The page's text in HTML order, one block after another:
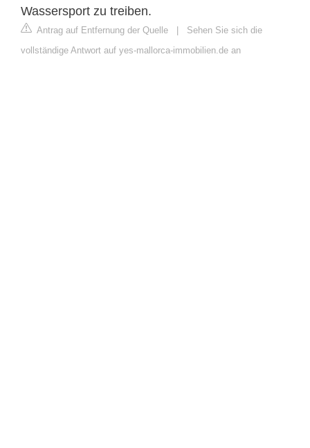
Wassersport zu treiben.
Antrag auf Entfernung der Quelle | Sehen Sie sich die
vollständige Antwort auf yes-mallorca-immobilien.de an